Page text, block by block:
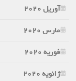
آوریل 2020
مارس 2020
فوریه 2020
ژانویه 2020